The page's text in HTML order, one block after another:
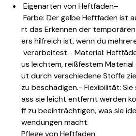
Eigenarten von Heftfäden–
Farbe: Der gelbe Heftfaden ist
rt das Erkennen der
ers hilfreich ist, wenn du
verarbeitest.- Material:
us leichtem, reißfestem
ut durch verschiedene Stoffe
zu beschädigen.- Flexibilität:
ass sie leicht entfernt werden
ff zu beeinträchtigen, was sie
wendungen macht.
Pflege von Heftfäden